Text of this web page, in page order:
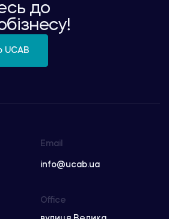
до
UCAB
Email
info@ucab.ua
Office